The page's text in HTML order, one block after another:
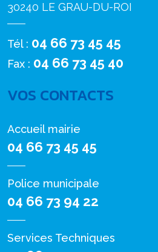
30240 LE GRAU-DU-ROI
Tél : 04 66 73 45 45
Fax : 04 66 73 45 40
VOS CONTACTS
Accueil mairie
04 66 73 45 45
Police municipale
04 66 73 94 22
Services Techniques